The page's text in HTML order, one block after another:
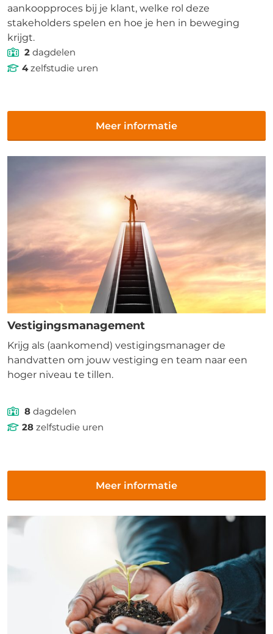
aankoopproces bij je klant, welke rol deze
stakeholders spelen en hoe je hen in beweging
krijgt.
2 dagdelen
4zelfstudie uren
Meer informatie
Vestigingsmanagement
Krijg als (aankomend) vestigingsmanager de
handvatten om jouw vestiging en team naar een
hoger niveau te tillen.
8 dagdelen
28 zelfstudie uren
Meer informatie